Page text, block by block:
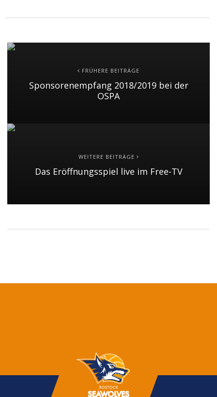
FRÜHERE BEITRÄGE
Sponsorenempfang 2018/2019 bei der
OSPA
WEITERE BEITRÄGE
Das Eröffnungsspiel live im Free-TV